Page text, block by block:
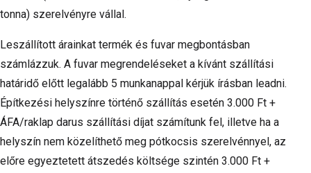
tonna) szerelvényre vállal.
Leszállított árainkat termék és fuvar megbontásban
számlázzuk. A fuvar megrendeléseket a kívánt szállítási
határidő előtt legalább 5 munkanappal kérjük írásban leadni.
Építkezési helyszínre történő szállítás esetén 3.000 Ft +
ÁFA/raklap darus szállítási díjat számítunk fel, illetve ha a
helyszín nem közelíthető meg pótkocsis szerelvénnyel, az
előre egyeztetett átszedés költsége szintén 3.000 Ft +